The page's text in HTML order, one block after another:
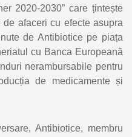
2020-2030” care țintește
afaceri cu efecte asupra
de Antibiotice pe piața
cu Banca Europeană
nerambursabile pentru
de medicamente și
Antibiotice, membru